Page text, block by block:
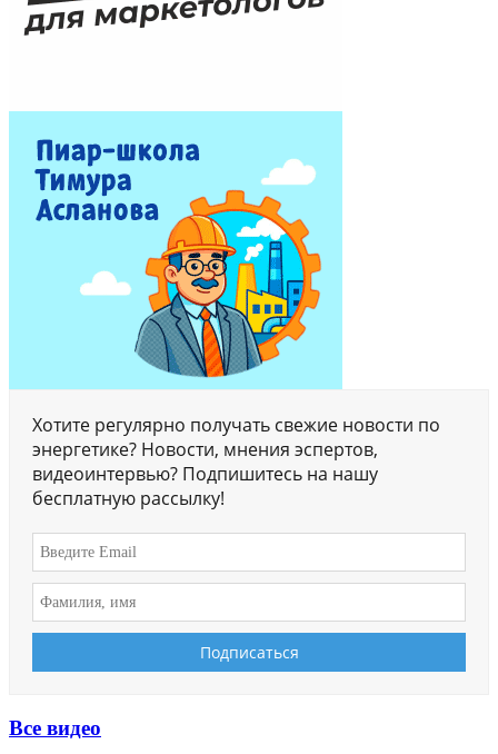
Хотите регулярно получать свежие новости по
энергетике? Новости, мнения эспертов,
видеоинтервью? Подпишитесь на нашу
бесплатную рассылку!
Все видео